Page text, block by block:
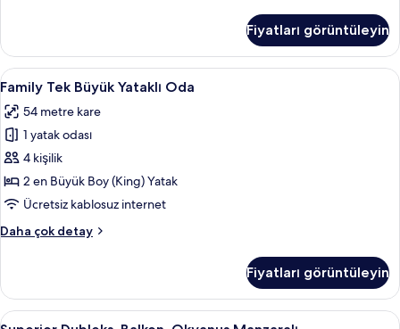
hakkında
daha
fazla
Fiyatları görüntüleyin
Family
Tek
Büyük
Yataklı
Oda
için
tüm
görün
Family Tek Büyük Yataklı Oda |
4
Family Tek Büyük Yataklı Oda
54 metre kare
1 yatak odası
4 kişilik
2 en Büyük Boy (King) Yatak
Ücretsiz kablosuz internet
Daha çok detay
Family
Oda
hakkında
Fiyatları görüntüleyin
Superior Superior Dubleks, Balkon, Okyanus